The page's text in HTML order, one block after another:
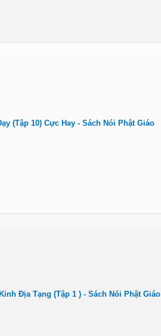
(Tập 10) Cực Hay - Sách Nói Phật Giáo
Địa Tạng (Tập 1 ) - Sách Nói Phật Giáo